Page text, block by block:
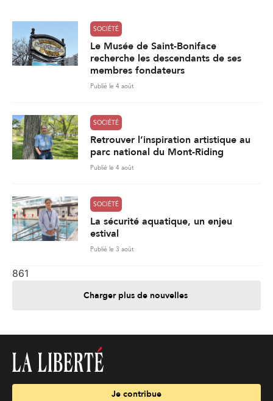
SOCIÉTÉ
Le Musée de Saint-Boniface
recherche les descendants de ses
membres fondateurs
Publié le 4 août
SOCIÉTÉ
Retrouver l’inspiration artistique au
parc national du Mont-Riding
Publié le 4 août
SOCIÉTÉ
La sécurité aquatique, un enjeu
estival
Publié le 3 août
861
Charger plus de nouvelles
Je contribue